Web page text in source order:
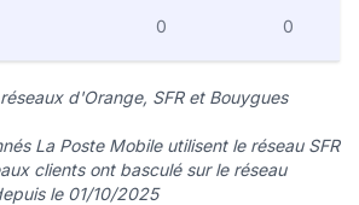
0 0
d'Orange, SFR et Bouygues
La Poste Mobile utilisent le réseau SFR
clients ont basculé sur le réseau
le 01/10/2025